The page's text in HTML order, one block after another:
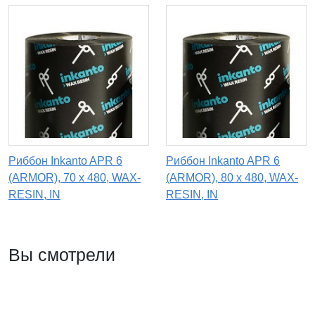
Риббон Inkanto APR 6
(ARMOR), 70 х 480, WAX-
RESIN, IN
Риббон Inkanto APR 6
(ARMOR), 80 х 480, WAX-
RESIN, IN
Вы смотрели